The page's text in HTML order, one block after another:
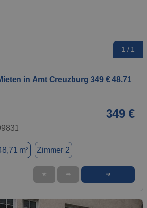
1 / 1
in Amt Creuzburg 349 € 48.71
349 €
m² Zimmer 2
★ ➦ ➜